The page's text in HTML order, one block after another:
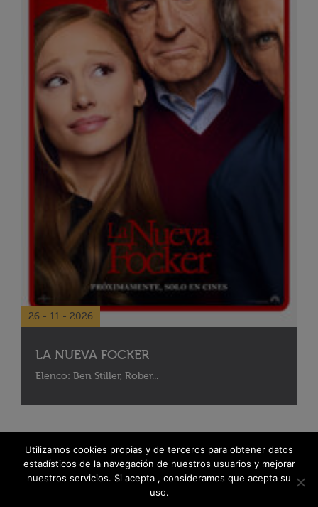
26 - 11 - 2026
LA NUEVA FOCKER
Elenco: Ben Stiller, Rober...
Utilizamos cookies propias y de terceros para obtener datos
estadísticos de la navegación de nuestros usuarios y mejorar
nuestros servicios. Si acepta , consideramos que acepta su
uso.